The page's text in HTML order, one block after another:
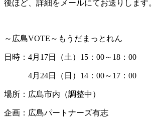
後ほど、詳細をメールにてお送りします。
～広島VOTE～もうだまっとれん
日時：4月17日（土）15：00～18：00
4月24日（日）14：00～17：00
場所：広島市内（調整中）
企画：広島パートナーズ有志